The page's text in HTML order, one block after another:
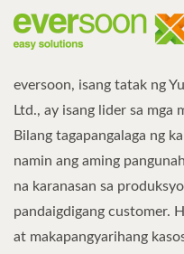
eversoon, isang tatak ng
Ltd., ay isang lider sa mga
Bilang tagapangalaga ng
namin ang aming
na karanasan sa
pandaigdigang customer.
at makapangyarihang